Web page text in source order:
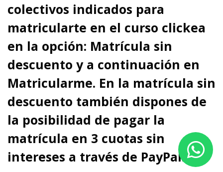
colectivos indicados para
matricularte en el curso clickea
en la opción: Matrícula sin
descuento y a continuación en
Matricularme. En la matrícula sin
descuento también dispones de
la posibilidad de pagar la
matrícula en 3 cuotas sin
intereses a través de PayPal.